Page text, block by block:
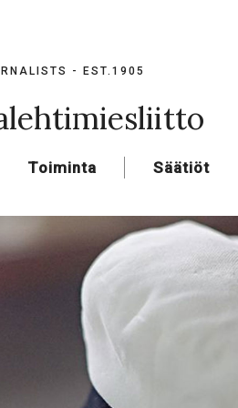
- EST.1905
Toiminta Säätiöt